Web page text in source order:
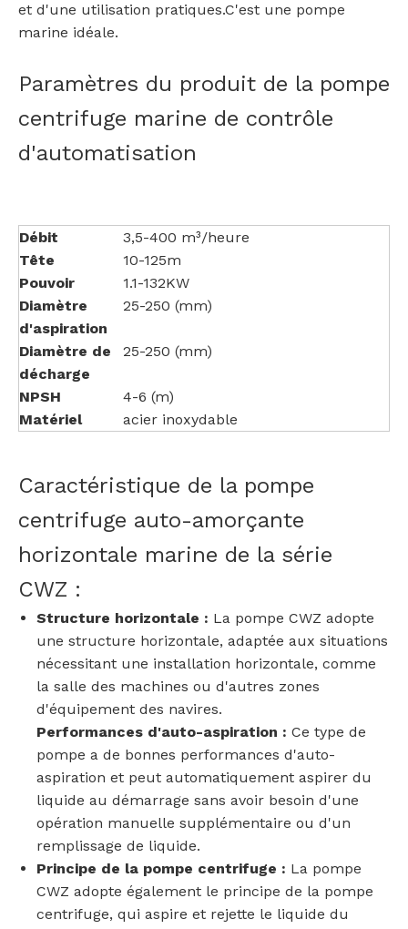
et d'une utilisation pratiques.C'est une pompe
marine idéale.
Paramètres du produit de la pompe
centrifuge marine de contrôle
d'automatisation
Débit
3,5-400 m³/heure
Tête
10-125m
Pouvoir
1.1-132KW
Diamètre
d'aspiration
25-250 (mm)
Diamètre de
décharge
25-250 (mm)
NPSH
4-6 (m)
Matériel
acier inoxydable
Caractéristique de la pompe
centrifuge auto-amorçante
horizontale marine de la série
CWZ :
Structure horizontale : La pompe CWZ adopte
une structure horizontale, adaptée aux situations
nécessitant une installation horizontale, comme
la salle des machines ou d'autres zones
d'équipement des navires.
Performances d'auto-aspiration : Ce type de
pompe a de bonnes performances d'auto-
aspiration et peut automatiquement aspirer du
liquide au démarrage sans avoir besoin d'une
opération manuelle supplémentaire ou d'un
remplissage de liquide.
Principe de la pompe centrifuge : La pompe
CWZ adopte également le principe de la pompe
centrifuge, qui aspire et rejette le liquide du